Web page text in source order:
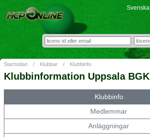
Svenska
Startsidan / Klubbar / Klubbinfo
Klubbinformation Uppsala BGK
Klubbinfo
Medlemmar
Anläggningar